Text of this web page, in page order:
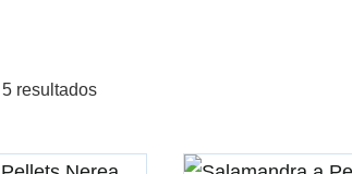
resultados